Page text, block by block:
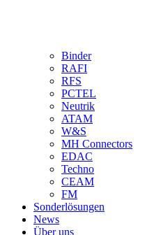
Binder
RAFI
RFS
PCTEL
Neutrik
ATAM
W&S
MH Connectors
EDAC
Techno
CEAM
FM
Sonderlösungen
News
Über uns